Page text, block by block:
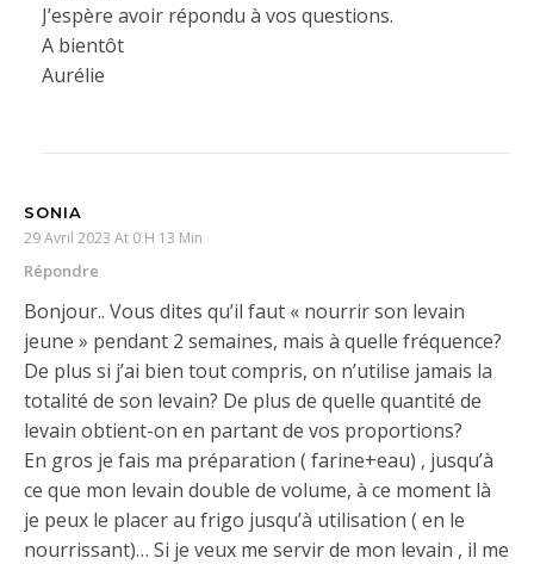
J’espère avoir répondu à vos questions.
A bientôt
Aurélie
SONIA
29 Avril 2023 At 0 H 13 Min
Répondre
Bonjour.. Vous dites qu’il faut « nourrir son levain
jeune » pendant 2 semaines, mais à quelle fréquence?
De plus si j’ai bien tout compris, on n’utilise jamais la
totalité de son levain? De plus de quelle quantité de
levain obtient-on en partant de vos proportions?
En gros je fais ma préparation ( farine+eau) , jusqu’à
ce que mon levain double de volume, à ce moment là
je peux le placer au frigo jusqu’à utilisation ( en le
nourrissant)… Si je veux me servir de mon levain , il me